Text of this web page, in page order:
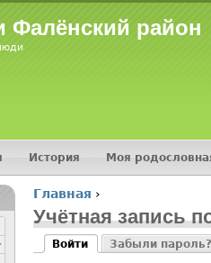
Фалёнский район
Вы здесь
Главная ›
Учётная запись
Главные
Войти
Забыли пароль?
История Моя